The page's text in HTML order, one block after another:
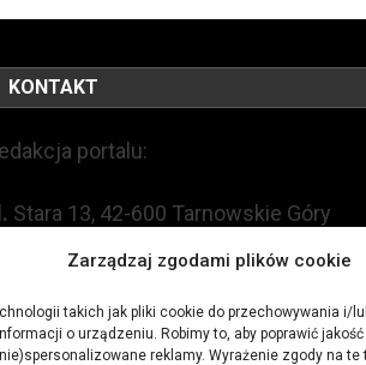
Zarządzaj zgodami plików cookie
takich jak pliki cookie do przechowywania i/
o urządzeniu. Robimy to, aby poprawić
reklamy. Wyrażenie zgody na
KONTAKT
portalu:
Stara 13, 42-600 Tarnowskie Góry
+48 509 547 822
redakcja@czytamiwiem.pl